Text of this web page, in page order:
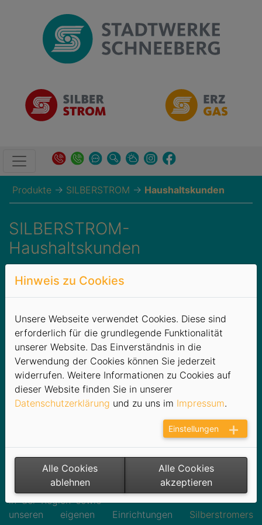
Produkte → SILBERSTROM → Haushaltskunden
SILBERSTROM-
Haushaltskunden
Schneeberg GmbH seit 2000 am Markt und beliefert
mittlerweile ca. 20.500 Stromkunden.
­Für unsere Kunden
bieten wir als
besonderes Bonbon
unsere kostenlose
Kundenkarte - die
SILBERSTROM CARD
Sparmöglichkeiten -
z. B. Rabatte bei ca.
Partnerunternehmen
in der Region sowie
unseren eigenen Einrichtungen Silberstromers
Hinweis zu Cookies
Unsere Webseite verwendet Cookies. Diese sind
erforderlich für die grundlegende Funktionalität
unserer Website. Das Einverständnis in die
Verwendung der Cookies können Sie jederzeit
widerrufen. Weitere Informationen zu Cookies auf
dieser Website finden Sie in unserer
Datenschutzerklärung und zu uns im Impressum.
Einstellungen
Alle Cookies
ablehnen
Alle Cookies
akzeptieren